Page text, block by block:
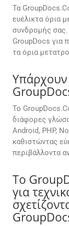
Τα
ευέλικτα όρια
συνδρομής σας.
GroupDocs για
τα όρια
Υπάρχουν
Το
διάφορες
Android, PHP,
καθιστώντας
περιβάλλοντα
Το
για